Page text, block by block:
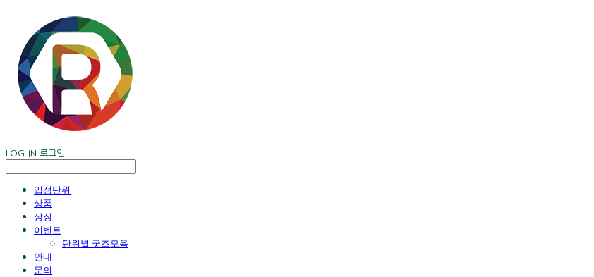
LOG IN 로그인
입점단위
상품
상징
이벤트
단위별 굿즈모음
안내
문의